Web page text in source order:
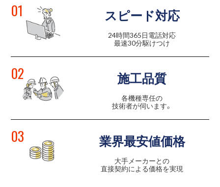
01 スピード対応
24時間365日電話対応
最速30分駆けつけ
02 施工品質
各機種専任の
技術者が伺います。
03 業界最安値価格
大手メーカーとの
直接契約による価格を実現